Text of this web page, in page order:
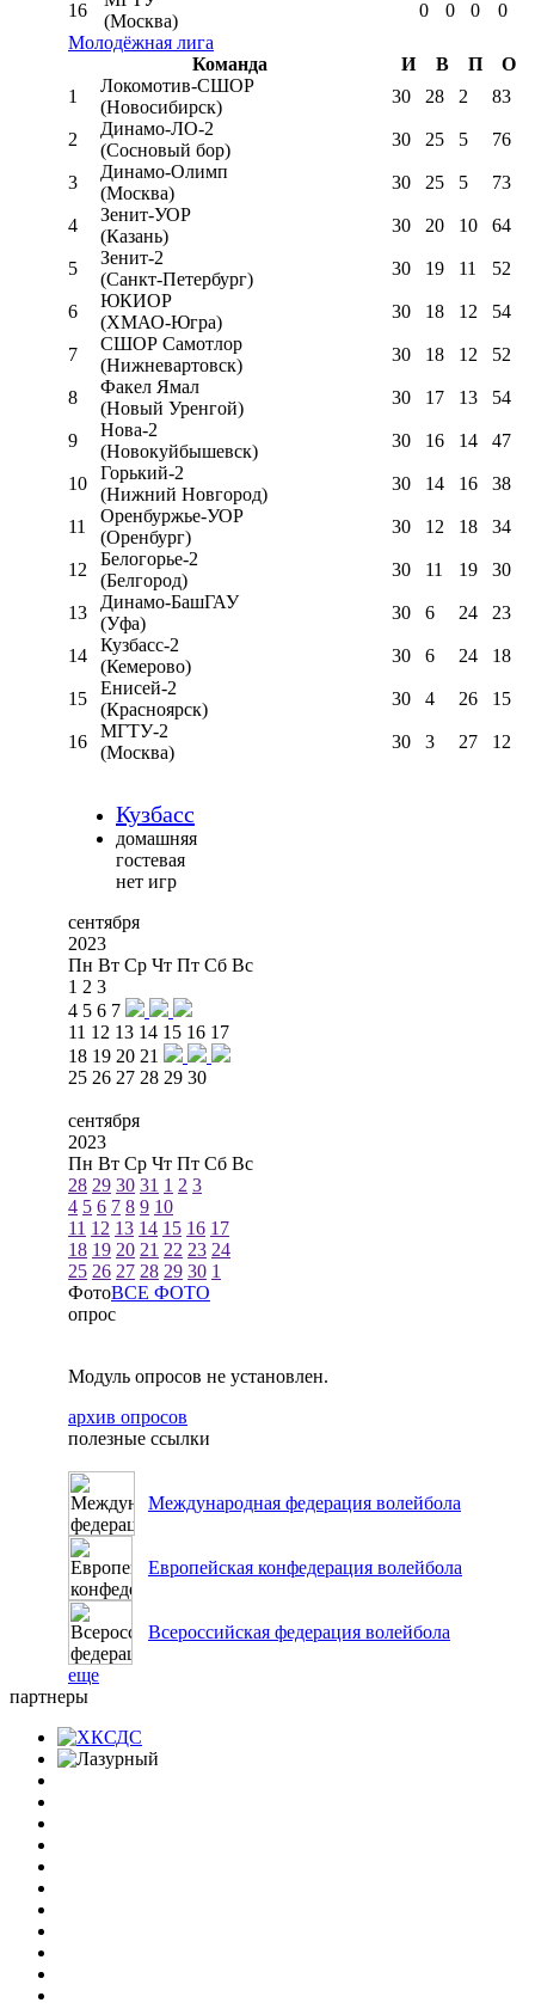
16
(Москва)
0 0 0
0
Молодёжная лига
Команда
И В П
О
1
Локомотив-CШОР
(Новосибирск)
30 28 2 83
2
Динамо-ЛО-2
(Сосновый бор)
30 25 5 76
3
Динамо-Олимп
(Москва)
30 25 5 73
4
Зенит-УОР
(Казань)
30 20 10 64
5
Зенит-2
(Санкт-Петербург)
30 19 11 52
6
ЮКИОР
(ХМАО-Югра)
30 18 12 54
7
СШОР Самотлор
(Нижневартовск)
30 18 12 52
8
Факел Ямал
(Новый Уренгой)
30 17 13 54
9
Нова-2
(Новокуйбышевск)
30 16 14 47
10
Горький-2
(Нижний Новгород)
30 14 16 38
11
Оренбуржье-УОР
(Оренбург)
30 12 18 34
12
Белогорье-2
(Белгород)
30 11 19 30
13
Динамо-БашГАУ
(Уфа)
30 6 24 23
14
Кузбасс-2
(Кемерово)
30 6 24 18
15
Енисей-2
(Красноярск)
30 4 26 15
16
МГТУ-2
(Москва)
30 3 27 12
Кузбасс
домашняя
гостевая
нет игр
сентября
2023
Пн Вт Ср Чт Пт Сб Вс
1 2 3
4 5 6 7
11 12 13 14 15 16 17
18 19 20 21
25 26 27 28 29 30
сентября
2023
Пн Вт Ср Чт Пт Сб Вс
28 29 30 31 1 2 3
4 5 6 7 8 9 10
11 12 13 14 15 16 17
18 19 20 21 22 23 24
25 26 27 28 29 30 1
ФотоВСЕ ФОТО
опрос
Модуль опросов не установлен.
архив опросов
полезные ссылки
Международная федерация волейбола
Европейская конфедерация волейбола
Всероссийская федерация волейбола
еще
партнеры